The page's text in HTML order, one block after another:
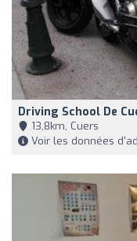
Driving School De
13,8km, Cuers
Voir les données